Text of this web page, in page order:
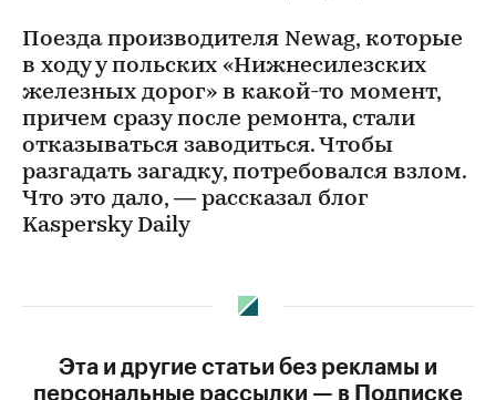
Поезда производителя Newag, которые
в ходу у польских «Нижнесилезских
железных дорог» в какой-то момент,
причем сразу после ремонта, стали
отказываться заводиться. Чтобы
разгадать загадку, потребовался взлом.
Что это дало, — рассказал блог
Kaspersky Daily
Эта и другие статьи без рекламы и
персональные рассылки — в Подписке